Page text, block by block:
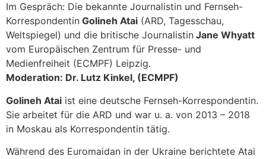
Im Gespräch: Die bekannte Journalistin und Fernseh-
Korrespondentin Golineh Atai (ARD, Tagesschau,
Weltspiegel) und die britische Journalistin Jane Whyatt
vom Europäischen Zentrum für Presse- und
Medienfreiheit (ECMPF) Leipzig.
Moderation: Dr. Lutz Kinkel, (ECMPF)
Golineh Atai ist eine deutsche Fernseh-Korrespondentin.
Sie arbeitet für die ARD und war u. a. von 2013 – 2018
in Moskau als Korrespondentin tätig.
Während des Euromaidan in der Ukraine berichtete Atai